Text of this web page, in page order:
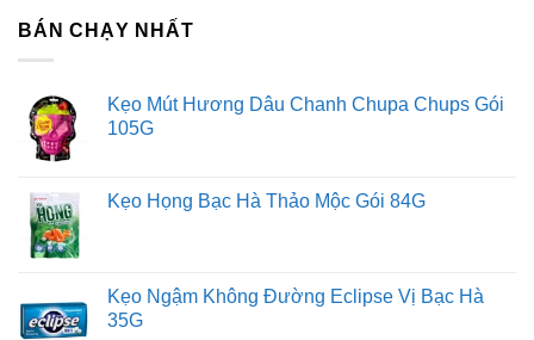
BÁN CHẠY NHẤT
Kẹo Mút Hương Dâu Chanh Chupa Chups Gói
105G
Kẹo Họng Bạc Hà Thảo Mộc Gói 84G
Kẹo Ngậm Không Đường Eclipse Vị Bạc Hà
35G